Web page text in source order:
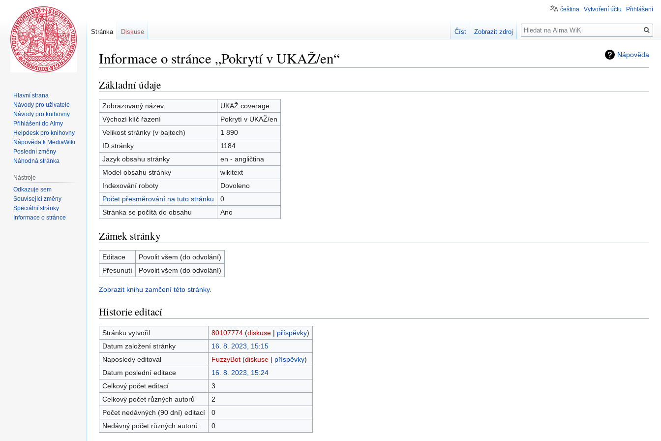
Nápověda
Informace o stránce „Pokrytí v UKAŽ/en“
Skočit
na
navigaci
Skočit
na
vyhledávání
Základní údaje
Zobrazovaný název
UKAŽ coverage
Výchozí klíč řazení
Pokrytí v UKAŽ/en
Velikost stránky (v bajtech)
1 890
ID stránky
1184
Jazyk obsahu stránky
en - angličtina
Model obsahu stránky
wikitext
Indexování roboty
Dovoleno
Počet přesměrování na tuto stránku
0
Stránka se počítá do obsahu
Ano
Zámek stránky
Editace
Povolit všem (do odvolání)
Přesunutí
Povolit všem (do odvolání)
Zobrazit knihu zamčení této stránky.
Historie editací
Stránku vytvořil 80107774 (diskuse| příspěvky)
Datum založení stránky
16. 8. 2023, 15:15
Naposledy editoval
FuzzyBot (diskuse| příspěvky)
Datum poslední editace
16. 8. 2023, 15:24
Celkový počet editací
3
Celkový počet různých autorů
2
Počet nedávných (90 dní) editací
0
Nedávný počet různých autorů
0
čeština Vytvoření účtu Přihlášení
Stránka Diskuse Číst Zobrazit zdroj
Hledat
Hlavní strana
Návody pro uživatele
Návody pro knihovny
Přihlášení do Almy
Helpdesk pro knihovny
Nápověda k MediaWiki
Poslední změny
Náhodná stránka
Nástroje
Odkazuje sem
Související změny
Speciální stránky
Informace o stránce